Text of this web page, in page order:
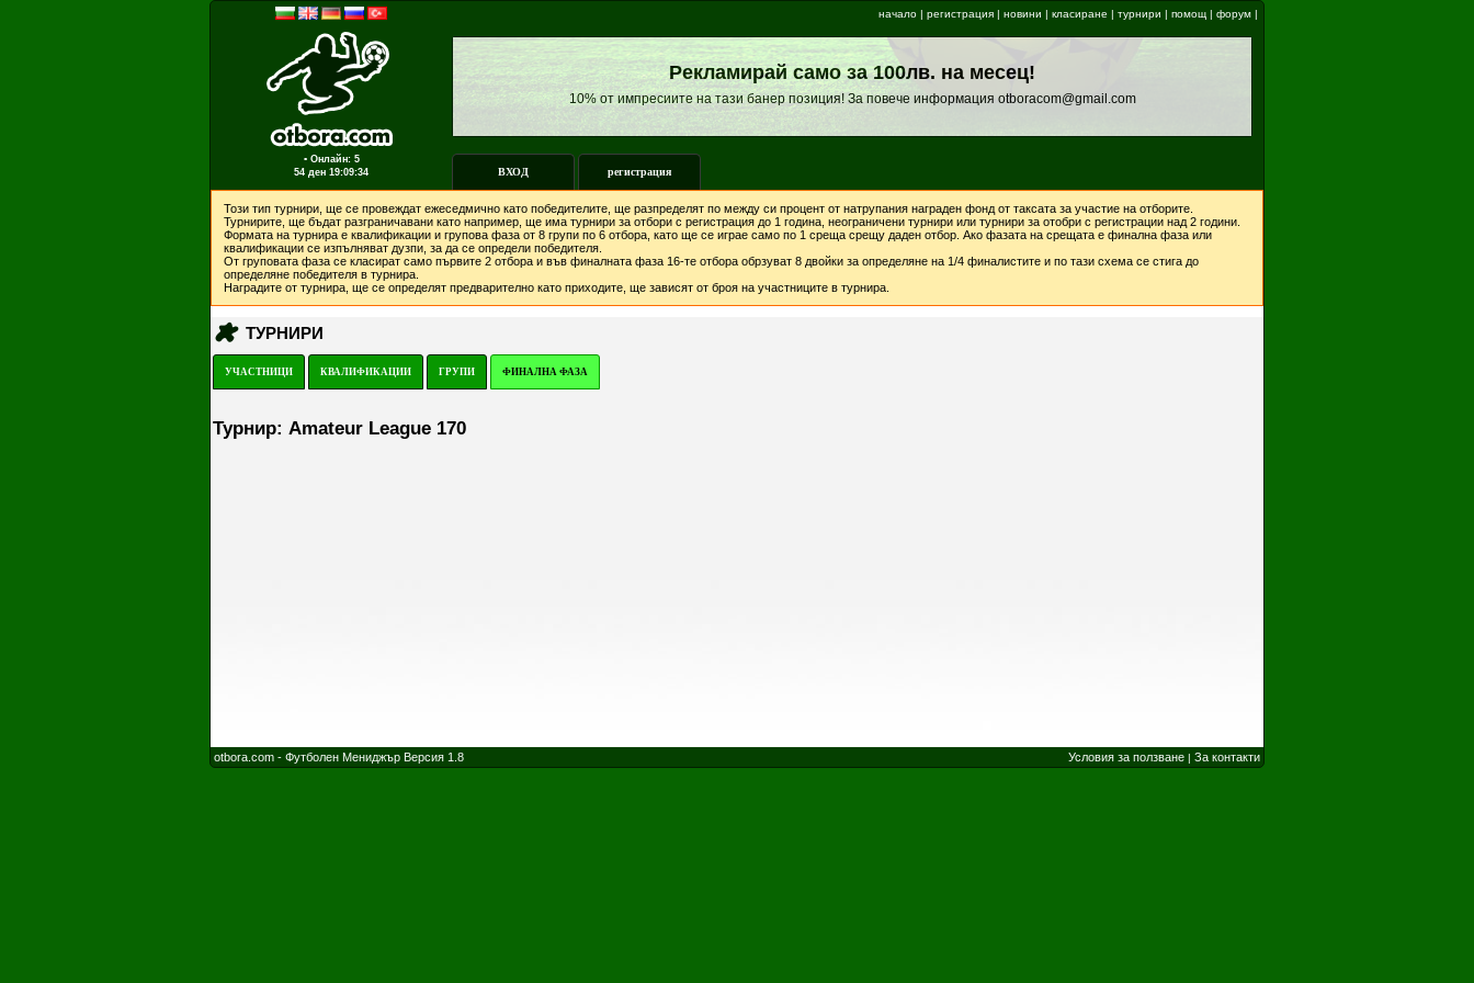
▪ Онлайн: 5
54 ден 19:09:34
начало | регистрация | новини | класиране | турнири | помощ | форум |
Рекламирай само за 100лв. на месец!
10% от импресиите на тази банер позиция! За повече информация otboracom@gmail.com
ВХОД регистрация
Този тип турнири, ще се провеждат ежеседмично като победителите, ще разпределят по между си процент от натрупания награден фонд от таксата за участие на отборите.
Турнирите, ще бъдат разграничавани като например, ще има турнири за отбори с регистрация до 1 година, неограничени турнири или турнири за отобри с регистрации над 2 години.
Формата на турнира е квалификации и групова фаза от 8 групи по 6 отбора, като ще се играе само по 1 среща срещу даден отбор. Ако фазата на срещата е финална фаза или
квалификации се изпълняват дузпи, за да се определи победителя.
От груповата фаза се класират само първите 2 отбора и във финалната фаза 16-те отбора обрзуват 8 двойки за определяне на 1/4 финалистите и по тази схема се стига до
определяне победителя в турнира.
Наградите от турнира, ще се определят предварително като приходите, ще зависят от броя на участниците в турнира.
ТУРНИРИ
УЧАСТНИЦИ КВАЛИФИКАЦИИ ГРУПИ ФИНАЛНА ФАЗА
Турнир: Amateur League 170
otbora.com - Футболен Мениджър Версия 1.8 Условия за ползване | За контакти